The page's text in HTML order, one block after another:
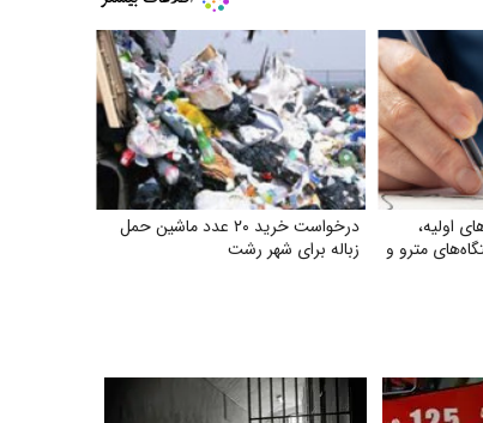
اولیه،
مترو و
درخواست خرید ۲۰ عدد ماشین حمل
زباله برای شهر رشت